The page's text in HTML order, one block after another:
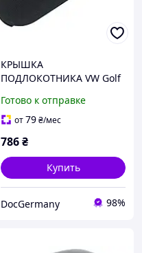
КРЫШКА
ПОДЛОКОТНИКА VW Golf
Готово к отправке
от79₴/мес
786₴
Купить
DocGermany 98%